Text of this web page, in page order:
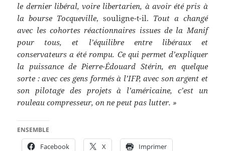
le dernier libéral, voire libertarien, à avoir été pris à
la bourse Tocqueville, souligne-t-il. Tout a changé
avec les cohortes réactionnaires issues de la Manif
pour tous, et l’équilibre entre libéraux et
conservateurs a été rompu. Ce qui permet d’expliquer
la puissance de Pierre-Édouard Stérin, en quelque
sorte : avec ces gens formés à l’IFP, avec son argent et
son pilotage des projets à l’américaine, c’est un
rouleau compresseur, on ne peut pas lutter. »
ENSEMBLE
Facebook X Imprimer